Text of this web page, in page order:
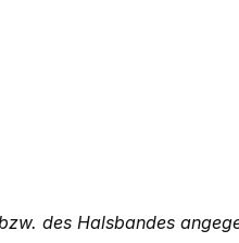
des Halsbandes